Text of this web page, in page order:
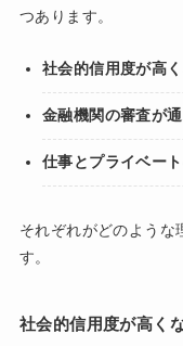
つあります。
社会的信用度が高
金融機関の審査が
仕事とプライベー
それぞれがどのような
す。
社会的信用度が高く